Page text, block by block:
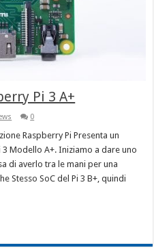
Pi 3 A+
0
Raspberry Pi Presenta un
Modello A+. Iniziamo a dare uno
di averlo tra le mani per una
Stesso SoC del Pi 3 B+, quindi